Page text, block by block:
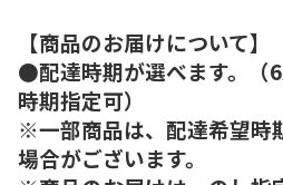
【商品のお届けについて】
●配達時期が選べます。（
時期指定可）
※一部商品は、配達希望時
場合がございます。